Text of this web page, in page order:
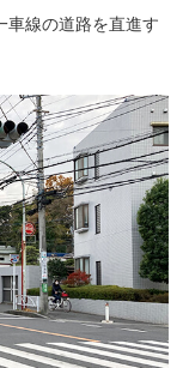
車線の道路を直進す